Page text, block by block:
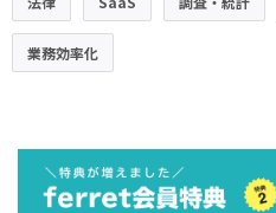
業務効率化